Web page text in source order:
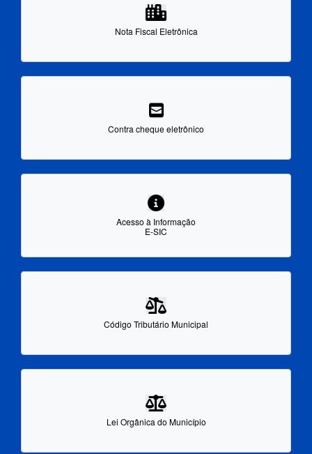
Nota Fiscal Eletrônica
Contra cheque eletrônico
Acesso à Informação
E-SIC
Código Tributário Municipal
Lei Orgânica do Município